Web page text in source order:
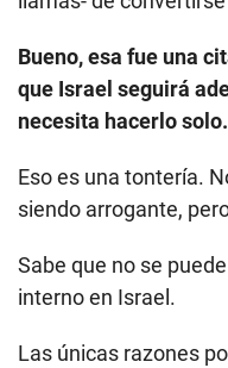
Bueno, esa fue una
que Israel seguirá
necesita hacerlo
Eso es una tontería.
siendo arrogante,
Sabe que no se
interno en Israel.
Las únicas razones